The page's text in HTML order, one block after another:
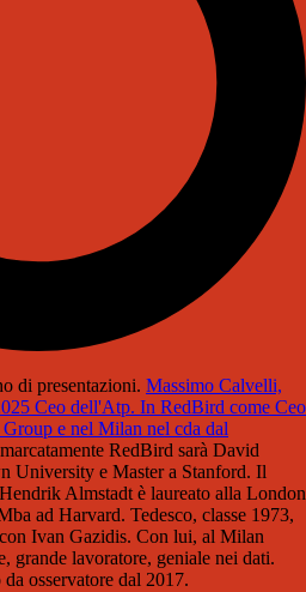
di presentazioni. Massimo Calvelli,
Ceo dell'Atp. In RedBird come Ceo
e nel Milan nel cda dal
RedBird sarà David
University e Master a Stanford. Il
Almstadt è laureato alla London
ad Harvard. Tedesco, classe 1973,
Ivan Gazidis. Con lui, al Milan
grande lavoratore, geniale nei dati.
osservatore dal 2017.